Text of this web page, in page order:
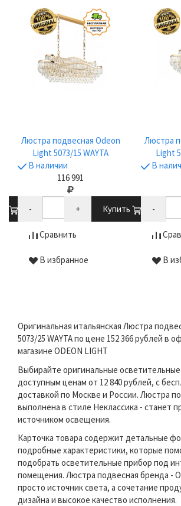
Люстра подвесная Odeon
Light 5073/15 WAYTA
В наличии
116 991
- + Купить
Сравнить
В избранное
Люстра
Light
В
-
В
Оригинальная итальянская Люстра
5073/25 WAYTA по цене 152 366 рублей в
магазине ODEON LIGHT
Выбирайте оригинальные
доступным ценам от 12 840 рублей, с
доставкой по Москве и России. Люстра
выполнена в стиле Неклассика - станет
источником освещения.
Карточка товара содержит детальные
подробные характеристики, которые
подобрать осветительные прибор под
помещения. Люстра подвесная бренда -
просто источник света, а сочетание
дизайна и высокое качество исполнения.